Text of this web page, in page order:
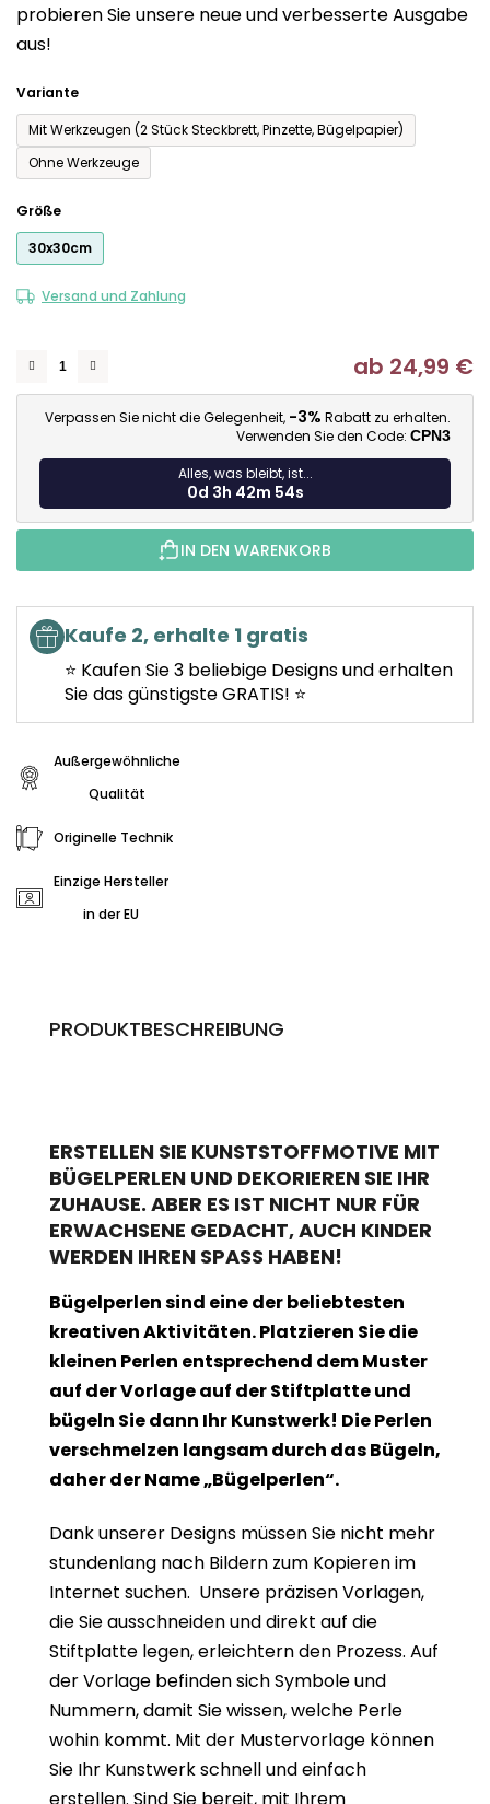
probieren Sie unsere neue und verbesserte Ausgabe
aus!
Variante
Mit Werkzeugen (2 Stück Steckbrett, Pinzette, Bügelpapier)
Ohne Werkzeuge
Größe
30x30cm
Versand und Zahlung
ab 24,99 €
Verpassen Sie nicht die Gelegenheit, -3% Rabatt zu erhalten.
Verwenden Sie den Code: CPN3
Alles, was bleibt, ist...
0d 3h 42m 53s
IN DEN WARENKORB
Kaufe 2, erhalte 1 gratis
⭐ Kaufen Sie 3 beliebige Designs und erhalten
Sie das günstigste GRATIS! ⭐
Außergewöhnliche
Qualität
Originelle Technik
Einzige Hersteller
in der EU
PRODUKTBESCHREIBUNG
ERSTELLEN SIE KUNSTSTOFFMOTIVE MIT
BÜGELPERLEN UND DEKORIEREN SIE IHR
ZUHAUSE. ABER ES IST NICHT NUR FÜR
ERWACHSENE GEDACHT, AUCH KINDER
WERDEN IHREN SPASS HABEN!
Bügelperlen sind eine der beliebtesten
kreativen Aktivitäten. Platzieren Sie die
kleinen Perlen entsprechend dem Muster
auf der Vorlage auf der Stiftplatte und
bügeln Sie dann Ihr Kunstwerk! Die Perlen
verschmelzen langsam durch das Bügeln,
daher der Name „Bügelperlen“.
Dank unserer Designs müssen Sie nicht mehr
stundenlang nach Bildern zum Kopieren im
Internet suchen. Unsere präzisen Vorlagen,
die Sie ausschneiden und direkt auf die
Stiftplatte legen, erleichtern den Prozess. Auf
der Vorlage befinden sich Symbole und
Nummern, damit Sie wissen, welche Perle
wohin kommt. Mit der Mustervorlage können
Sie Ihr Kunstwerk schnell und einfach